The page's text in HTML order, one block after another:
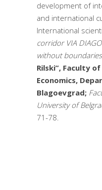
development of
and international
International
corridor VIA
without boundaries
Rilski”, Faculty of
Economics,
Blagoevgrad;
University of
71-78.